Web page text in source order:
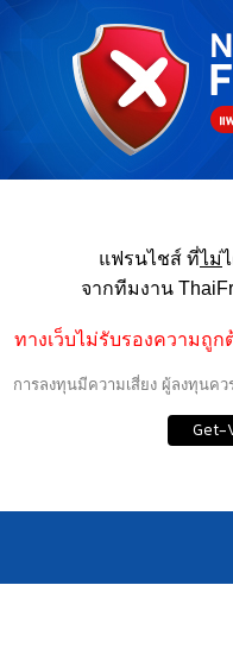
แฟรนไชส์ ที่ไม่
จากทีมงาน
ทางเว็บไม่รับรองความถูก
การลงทุนมีความเสี่ยง ผู้ลงทุนค
Get-